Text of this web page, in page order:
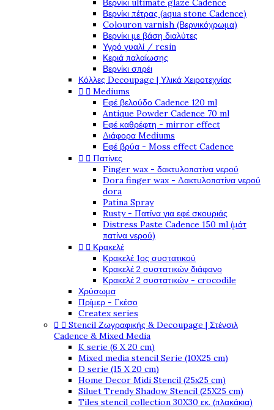
Βερνίκι ultimate glaze Cadence
Βερνίκι πέτρας (aqua stone Cadence)
Colouron varnish (Βερνικόχρωμα)
Βερνίκι με βάση διαλύτες
Υγρό γυαλί / resin
Κεριά παλαίωσης
Βερνίκι σπρέι
Κόλλες Decoupage | Υλικά Χειροτεχνίας
  Mediums
Εφέ βελούδο Cadence 120 ml
Antique Powder Cadence 70 ml
Εφέ καθρέφτη - mirror effect
Διάφορα Mediums
Εφέ βρύα - Moss effect Cadence
  Πατίνες
Finger wax - δακτυλοπατίνα νερού
Dora finger wax - Δακτυλοπατίνα νερού
dora
Patina Spray
Rusty - Πατίνα για εφέ σκουριάς
Distress Paste Cadence 150 ml (μάτ
πατίνα νερού)
  Κρακελέ
Κρακελέ 1ος συστατικού
Κρακελέ 2 συστατικών διάφανο
Κρακελέ 2 συστατικών - crocodile
Χρύσωμα
Πρίμερ - Γκέσο
Createx series
  Stencil Ζωγραφικής & Decoupage | Στένσιλ
Cadence & Mixed Media
K serie (6 X 20 cm)
Mixed media stencil Serie (10X25 cm)
D serie (15 X 20 cm)
Home Decor Midi Stencil (25x25 cm)
Siluet Trendy Shadow Stencil (25X25 cm)
Tiles stencil collection 30X30 εκ. (πλακάκια)